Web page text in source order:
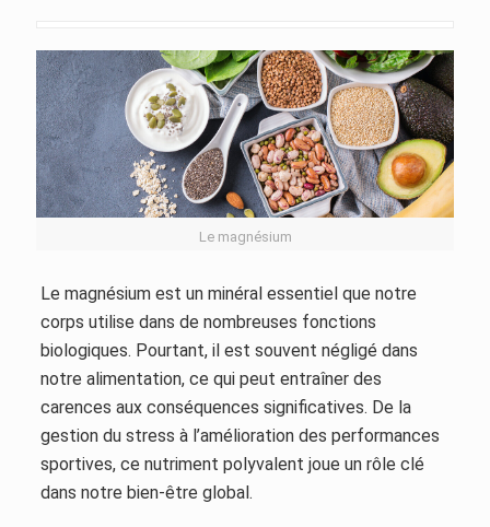
Le magnésium
Le magnésium est un minéral essentiel que notre
corps utilise dans de nombreuses fonctions
biologiques. Pourtant, il est souvent négligé dans
notre alimentation, ce qui peut entraîner des
carences aux conséquences significatives. De la
gestion du stress à l’amélioration des performances
sportives, ce nutriment polyvalent joue un rôle clé
dans notre bien-être global.